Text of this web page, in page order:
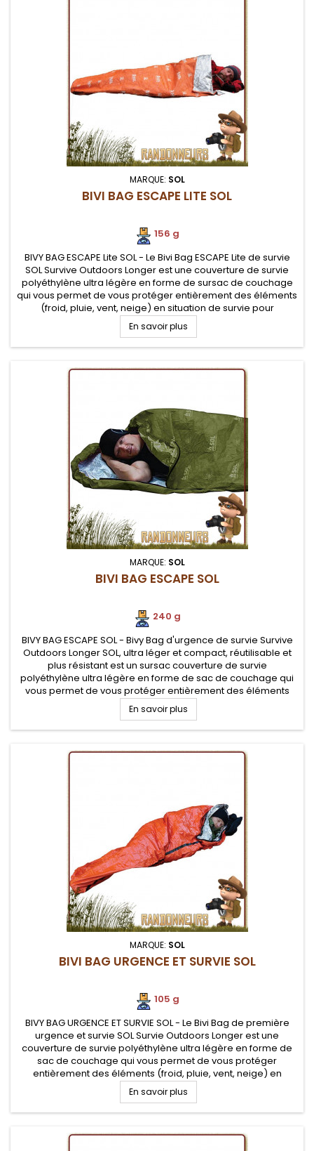
MARQUE: SOL
BIVI BAG ESCAPE LITE SOL
156 g
BIVY BAG ESCAPE Lite SOL - Le Bivi Bag ESCAPE Lite de survie
SOL Survive Outdoors Longer est une couverture de survie
polyéthylène ultra légère en forme de sursac de couchage
qui vous permet de vous protéger entièrement des éléments
(froid, pluie, vent, neige) en situation de survie pour
randonneurs
En savoir plus
MARQUE: SOL
BIVI BAG ESCAPE SOL
240 g
BIVY BAG ESCAPE SOL - Bivy Bag d'urgence de survie Survive
Outdoors Longer SOL, ultra léger et compact, réutilisable et
plus résistant est un sursac couverture de survie
polyéthylène ultra légère en forme de sac de couchage qui
vous permet de vous protéger entièrement des éléments
(froid, pluie, vent, neige) en situation de survie pour
randonneurs
En savoir plus
MARQUE: SOL
BIVI BAG URGENCE ET SURVIE SOL
105 g
BIVY BAG URGENCE ET SURVIE SOL - Le Bivi Bag de première
urgence et survie SOL Survie Outdoors Longer est une
couverture de survie polyéthylène ultra légère en forme de
sac de couchage qui vous permet de vous protéger
entièrement des éléments (froid, pluie, vent, neige) en
situation de survie pour randonneurs
En savoir plus